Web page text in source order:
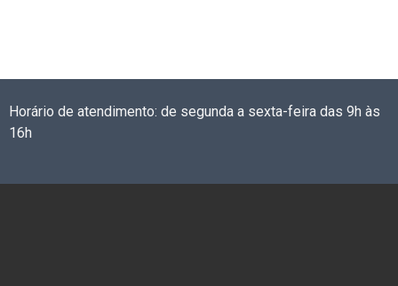
Horário de atendimento: de segunda a sexta-feira das 9h às
16h